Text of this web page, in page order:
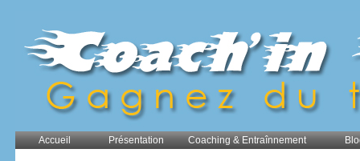
Accueil Présentation Coaching & Entraînnement